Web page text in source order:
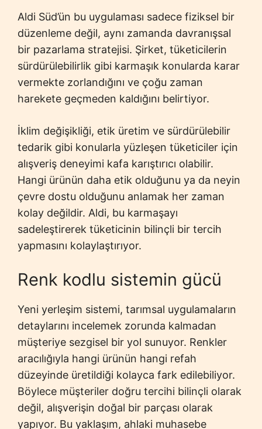
Aldi Süd’ün bu uygulaması sadece fiziksel bir
düzenleme değil, aynı zamanda davranışsal
bir pazarlama stratejisi. Şirket, tüketicilerin
sürdürülebilirlik gibi karmaşık konularda karar
vermekte zorlandığını ve çoğu zaman
harekete geçmeden kaldığını belirtiyor.
İklim değişikliği, etik üretim ve sürdürülebilir
tedarik gibi konularla yüzleşen tüketiciler için
alışveriş deneyimi kafa karıştırıcı olabilir.
Hangi ürünün daha etik olduğunu ya da neyin
çevre dostu olduğunu anlamak her zaman
kolay değildir. Aldi, bu karmaşayı
sadeleştirerek tüketicinin bilinçli bir tercih
yapmasını kolaylaştırıyor.
Renk kodlu sistemin gücü
Yeni yerleşim sistemi, tarımsal uygulamaların
detaylarını incelemek zorunda kalmadan
müşteriye sezgisel bir yol sunuyor. Renkler
aracılığıyla hangi ürünün hangi refah
düzeyinde üretildiği kolayca fark edilebiliyor.
Böylece müşteriler doğru tercihi bilinçli olarak
değil, alışverişin doğal bir parçası olarak
yapıyor. Bu yaklaşım, ahlaki muhasebe